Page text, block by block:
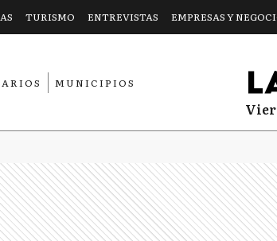
TURISMO ENTREVISTAS EMPRESAS Y
MUNICIPIOS